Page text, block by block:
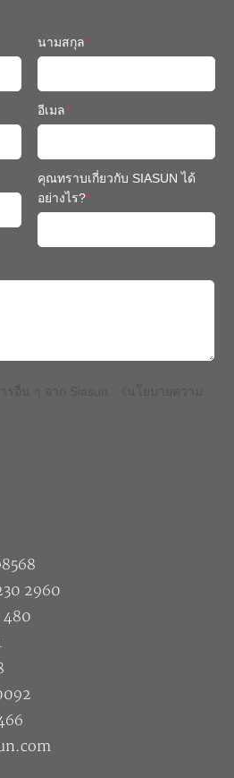
นามสกุล*
อีเมล*
คุณทราบเกี่ยวกับ SIASUN ได้
อย่างไร?*
2960
480